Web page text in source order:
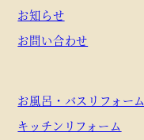
お知らせ
お問い合わせ
お風呂・バスリフォーム
キッチンリフォーム